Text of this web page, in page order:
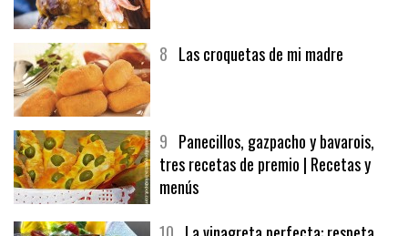
9Panecillos, gazpacho y bavarois,
tres recetas de premio | Recetas y
menús